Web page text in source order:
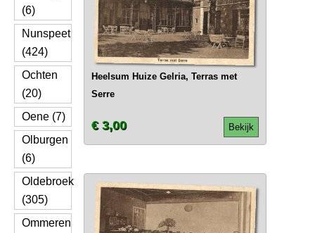
(6)
Nunspeet
(424)
Ochten
(20)
Oene (7)
Olburgen
(6)
Oldebroek
(305)
Ommeren
Heelsum Huize Gelria, Terras met
Serre
Bekijk
€ 3,00